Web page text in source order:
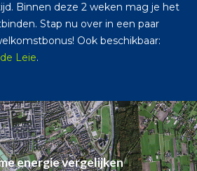
Binnen deze 2 weken mag je het
Stap nu over in een paar
Ook beschikbaar:
Leie.
energie vergelijken